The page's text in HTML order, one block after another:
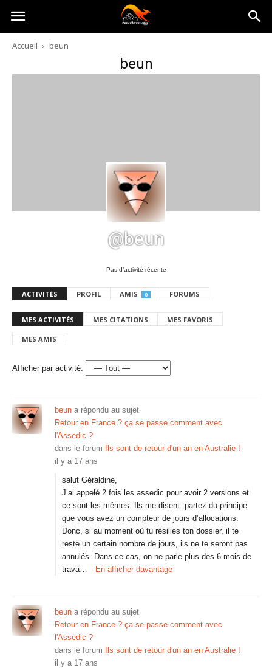
Australia-
australie.com
Accueil beun
beun
@beun
Pas d’activité récente
ACTIVITÉS PROFIL AMIS 0 FORUMS
MES ACTIVITÉS MES CITATIONS MES FAVORIS
MES AMIS
Afficher par activité:
beun a répondu au sujet
Retour en France ? ça se passe comment avec
l'Assedic ?
dans le forum
Ils sont de retour d'un an en Australie !
il y a 17 ans
salut Géraldine,
J’ai appelé 2 fois les assedic pour avoir 2 versions et
ce sont les mêmes. Ils me disent: partez du principe
que vous avez un compteur de jours d’allocations.
Donc, si au moment où tu résilies ton dossier, il te
reste un certain nombre de jours, ils ne te seront pas
annulés. Dans ce cas, on ne parle plus des 6 mois de
trava…
En afficher davantage
beun a répondu au sujet
Retour en France ? ça se passe comment avec
l'Assedic ?
dans le forum
Ils sont de retour d'un an en Australie !
il y a 17 ans